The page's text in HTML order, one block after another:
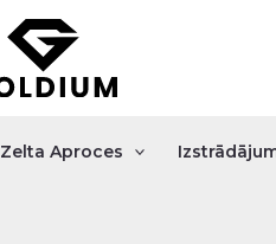
Zelta Aproces